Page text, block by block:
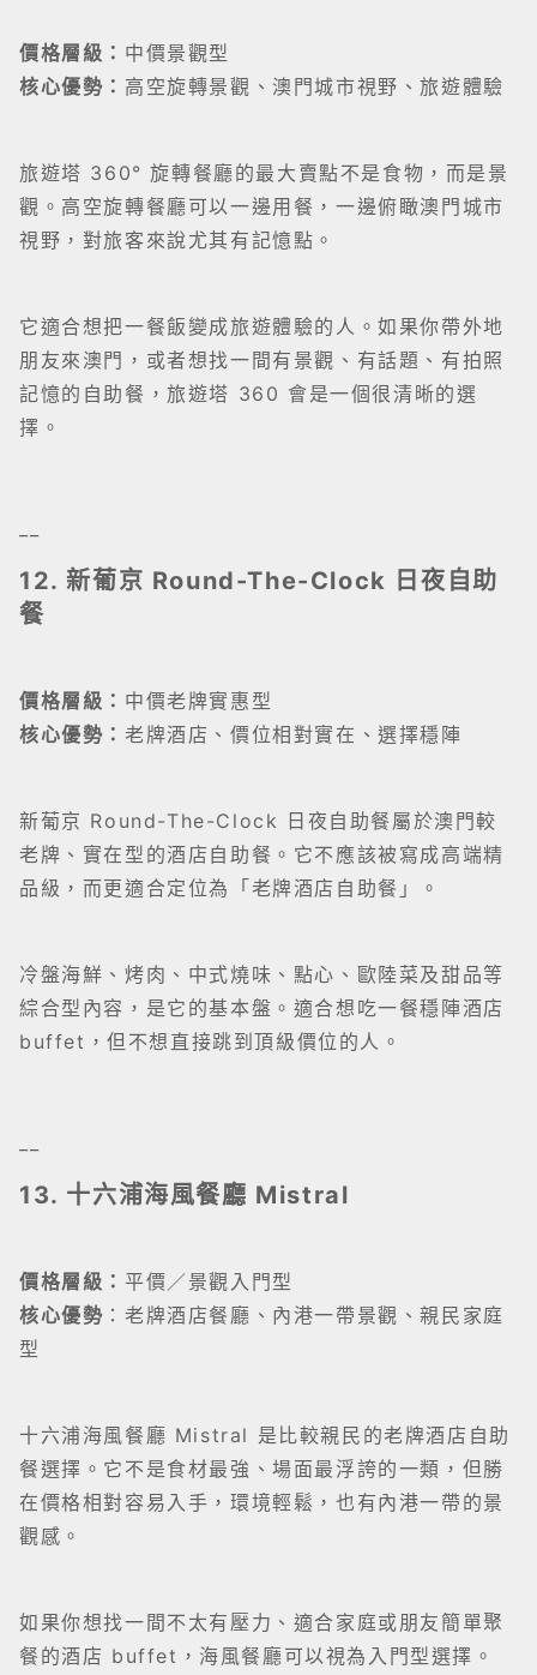
價格層級： 中價景觀型
核心優勢： 高空旋轉景觀、澳門城市視野、旅遊體驗
旅遊塔 360° 旋轉餐廳的最大賣點不是食物，而是景
觀。高空旋轉餐廳可以一邊用餐，一邊俯瞰澳門城市
視野，對旅客來說尤其有記憶點。
它適合想把一餐飯變成旅遊體驗的人。如果你帶外地
朋友來澳門，或者想找一間有景觀、有話題、有拍照
記憶的自助餐，旅遊塔 360 會是一個很清晰的選
擇。
12. 新葡京 Round-The-Clock 日夜自助
餐
價格層級： 中價老牌實惠型
核心優勢： 老牌酒店、價位相對實在、選擇穩陣
新葡京 Round-The-Clock 日夜自助餐屬於澳門較
老牌、實在型的酒店自助餐。它不應該被寫成高端精
品級，而更適合定位為「老牌酒店自助餐」。
冷盤海鮮、烤肉、中式燒味、點心、歐陸菜及甜品等
綜合型內容，是它的基本盤。適合想吃一餐穩陣酒店
buffet，但不想直接跳到頂級價位的人。
13. 十六浦海風餐廳 Mistral
價格層級： 平價／景觀入門型
核心優勢 ：老牌酒店餐廳、內港一帶景觀、親民家庭
型
十六浦海風餐廳 Mistral 是比較親民的老牌酒店自助
餐選擇。它不是食材最強、場面最浮誇的一類，但勝
在價格相對容易入手，環境輕鬆，也有內港一帶的景
觀感。
如果你想找一間不太有壓力、適合家庭或朋友簡單聚
餐的酒店 buffet，海風餐廳可以視為入門型選擇。